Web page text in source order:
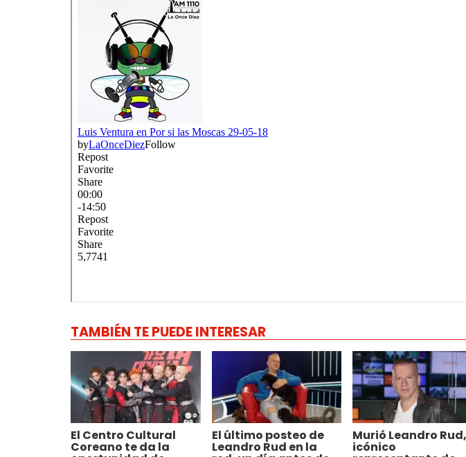
TAMBIÉN TE PUEDE INTERESAR
El Centro Cultural
Coreano te da la
El último posteo de
Leandro Rud en la
Murió Leandro
icónico